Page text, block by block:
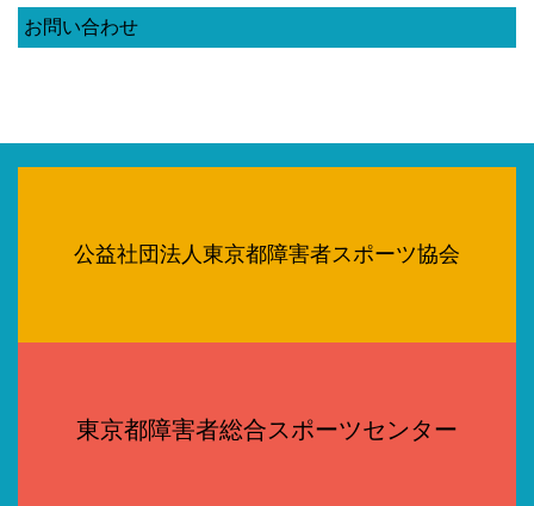
お問い合わせ
公益社団法人東京都障害者スポーツ協会
東京都障害者総合スポーツセンター